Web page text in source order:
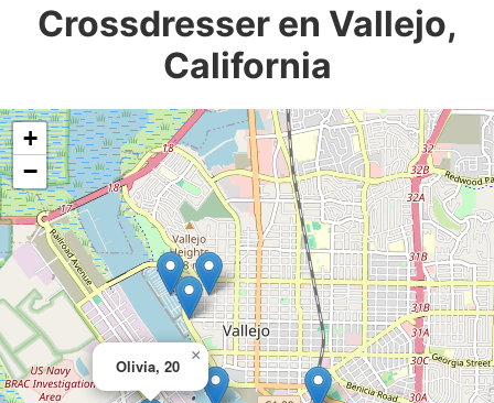
Crossdresser en Vallejo,
California
Olivia, 20
×
+
−